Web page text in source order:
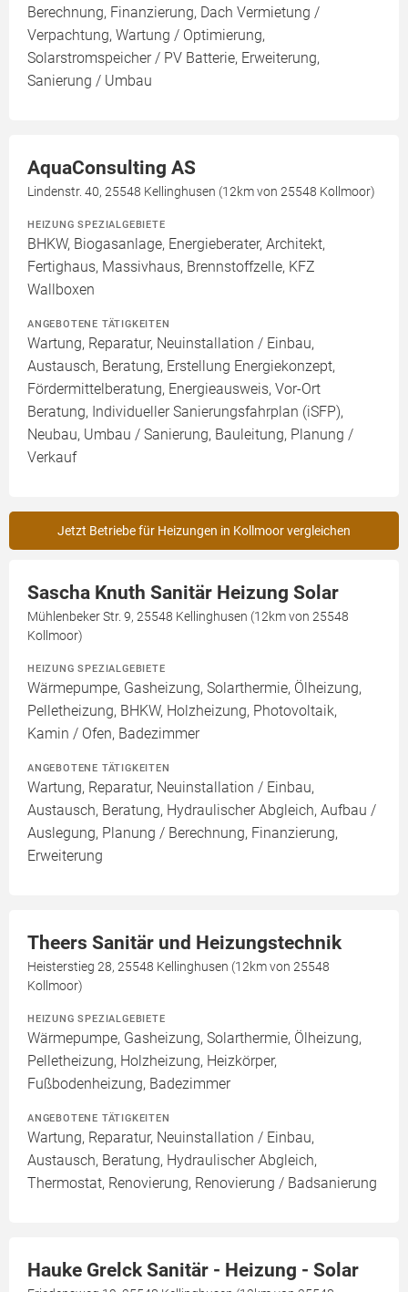
Berechnung, Finanzierung, Dach Vermietung /
Verpachtung, Wartung / Optimierung,
Solarstromspeicher / PV Batterie, Erweiterung,
Sanierung / Umbau
AquaConsulting AS
Lindenstr. 40, 25548 Kellinghusen (12km von 25548 Kollmoor)
HEIZUNG SPEZIALGEBIETE
BHKW, Biogasanlage, Energieberater, Architekt,
Fertighaus, Massivhaus, Brennstoffzelle, KFZ
Wallboxen
ANGEBOTENE TÄTIGKEITEN
Wartung, Reparatur, Neuinstallation / Einbau,
Austausch, Beratung, Erstellung Energiekonzept,
Fördermittelberatung, Energieausweis, Vor-Ort
Beratung, Individueller Sanierungsfahrplan (iSFP),
Neubau, Umbau / Sanierung, Bauleitung, Planung /
Verkauf
Jetzt Betriebe für Heizungen in Kollmoor vergleichen
Sascha Knuth Sanitär Heizung Solar
Mühlenbeker Str. 9, 25548 Kellinghusen (12km von 25548
Kollmoor)
HEIZUNG SPEZIALGEBIETE
Wärmepumpe, Gasheizung, Solarthermie, Ölheizung,
Pelletheizung, BHKW, Holzheizung, Photovoltaik,
Kamin / Ofen, Badezimmer
ANGEBOTENE TÄTIGKEITEN
Wartung, Reparatur, Neuinstallation / Einbau,
Austausch, Beratung, Hydraulischer Abgleich, Aufbau /
Auslegung, Planung / Berechnung, Finanzierung,
Erweiterung
Theers Sanitär und Heizungstechnik
Heisterstieg 28, 25548 Kellinghusen (12km von 25548
Kollmoor)
HEIZUNG SPEZIALGEBIETE
Wärmepumpe, Gasheizung, Solarthermie, Ölheizung,
Pelletheizung, Holzheizung, Heizkörper,
Fußbodenheizung, Badezimmer
ANGEBOTENE TÄTIGKEITEN
Wartung, Reparatur, Neuinstallation / Einbau,
Austausch, Beratung, Hydraulischer Abgleich,
Thermostat, Renovierung, Renovierung / Badsanierung
Hauke Grelck Sanitär - Heizung - Solar